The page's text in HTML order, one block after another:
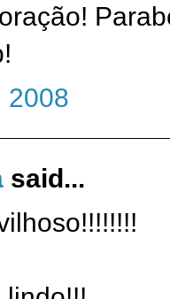
2008
said...